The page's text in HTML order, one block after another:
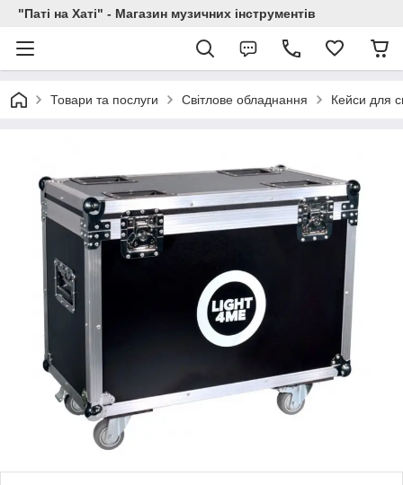
"Паті на Хаті" - Магазин музичних інструментів
Товари та послуги Світлове обладнання Кейси для